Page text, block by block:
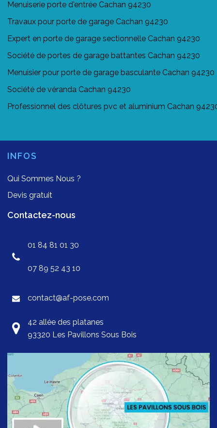
Menuiserie porte d'entrée Cachan 94230
Travaux pour porte de garage Cachan 94230
Expert en porte de garage sectionnelle Cachan 94230
Société de portes de garage battantes Cachan 94230
Menuisier pour porte de garage basculante Cachan 94230
Société de véranda Cachan 94230
Professionnel des clôtures pvc et aluminium Cachan
INFOS
Qui Sommes Nous ?
Devis gratuit
Contactez-nous
01 84 81 01 30
07 89 52 43 10
contact@af-pose.com
42 allée des platanes
93320 Les Pavillons Sous Bois